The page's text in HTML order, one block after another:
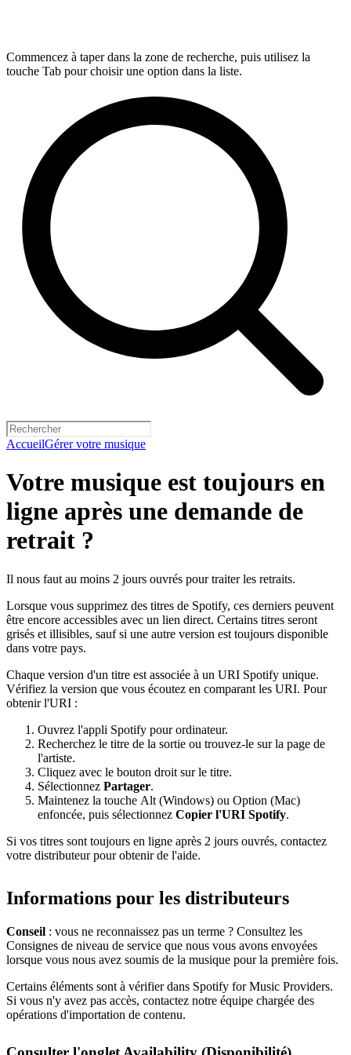
Commencez à taper dans la zone de recherche, puis utilisez la
touche Tab pour choisir une option dans la liste.
AccueilGérer votre musique
Votre musique est toujours en
ligne après une demande de
retrait ?
Il nous faut au moins 2 jours ouvrés pour traiter les retraits.
Lorsque vous supprimez des titres de Spotify, ces derniers peuvent
être encore accessibles avec un lien direct. Certains titres seront
grisés et illisibles, sauf si une autre version est toujours disponible
dans votre pays.
Chaque version d'un titre est associée à un URI Spotify unique.
Vérifiez la version que vous écoutez en comparant les URI. Pour
obtenir l'URI :
Ouvrez l'appli Spotify pour ordinateur.
Recherchez le titre de la sortie ou trouvez-le sur la page de
l'artiste.
Cliquez avec le bouton droit sur le titre.
Sélectionnez Partager.
Maintenez la touche Alt (Windows) ou Option (Mac)
enfoncée, puis sélectionnez Copier l'URI Spotify.
Si vos titres sont toujours en ligne après 2 jours ouvrés, contactez
votre distributeur pour obtenir de l'aide.
Informations pour les distributeurs
Conseil : vous ne reconnaissez pas un terme ? Consultez les
Consignes de niveau de service que nous vous avons envoyées
lorsque vous nous avez soumis de la musique pour la première fois.
Certains éléments sont à vérifier dans Spotify for Music Providers.
Si vous n'y avez pas accès, contactez notre équipe chargée des
opérations d'importation de contenu.